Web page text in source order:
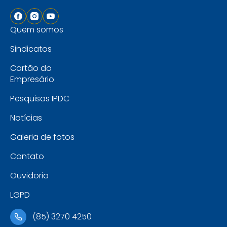
Quem somos
Sindicatos
Cartão do
Empresário
Pesquisas IPDC
Notícias
Galeria de fotos
Contato
Ouvidoria
LGPD
(85) 3270 4250